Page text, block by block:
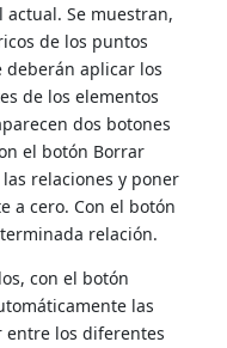
Se muestran,
de los puntos
aplicar los
de los elementos
dos botones
el botón Borrar
relaciones y poner
a cero. Con el botón
relación.
con el botón
las
entre los diferentes